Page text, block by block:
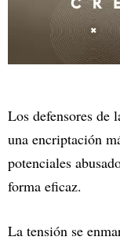
Los defensores de
una encriptación
potenciales
forma eficaz.
La tensión se